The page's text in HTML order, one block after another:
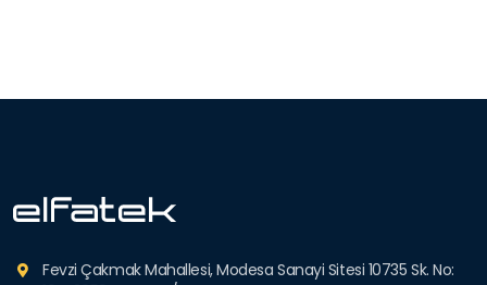
Fevzi Çakmak Mahallesi, Modesa Sanayi Sitesi 10735 Sk. No: